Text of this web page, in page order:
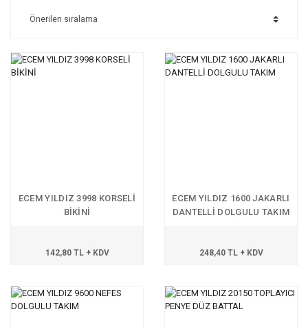
ECEM YILDIZ 3998 KORSELİ
BİKİNİ
142,80 TL + KDV
ECEM YILDIZ 1600 JAKARLI
DANTELLİ DOLGULU TAKIM
248,40 TL + KDV